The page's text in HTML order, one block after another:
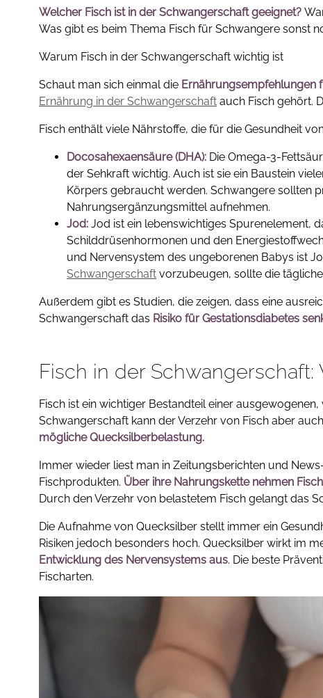
Welcher Fisch ist in der Schwangerschaftgeeignet?
Was gibt es beim Thema Fisch für Schwangere sonst
Warum Fisch in der Schwangerschaft wichtig ist
Schaut man sich einmal die Ernährungsempfehlungen
Ernährung in der Schwangerschaft auch Fisch gehört.
Fisch enthält viele Nährstoffe, die für die Gesundheit
Docosahexaensäure (DHA): Die Omega-3-
der Sehkraft wichtig. Auch ist sie ein Baustein
Körpers gebraucht werden. Schwangere sollten
Nahrungsergänzungsmittel aufnehmen.
Jod: Jod ist ein lebenswichtiges Spurenelement,
Schilddrüsenhormonen und den
und Nervensystem des ungeborenen Babys ist
Schwangerschaft vorzubeugen, sollte die
Außerdem gibt es Studien, die zeigen, dass eine
Schwangerschaft das Risiko für Gestationsdiabetes
Fisch in der
Fisch ist ein wichtiger Bestandteil einer
Schwangerschaft kann der Verzehr von Fisch aber
mögliche Quecksilberbelastung.
Immer wieder liest man in Zeitungsberichten und
Fischprodukten. Über ihre Nahrungskette nehmen
Durch den Verzehr von belastetem Fisch gelangt das
Die Aufnahme von Quecksilber stellt immer ein
Risiken jedoch besonders hoch. Quecksilber wirkt im
Entwicklung des Nervensystems aus. Die beste
Fischarten.